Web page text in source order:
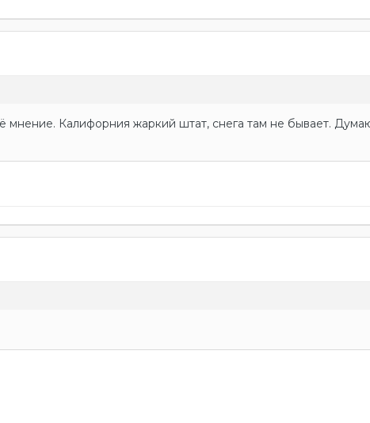
мнение. Калифорния жаркий штат, снега там не бывает.